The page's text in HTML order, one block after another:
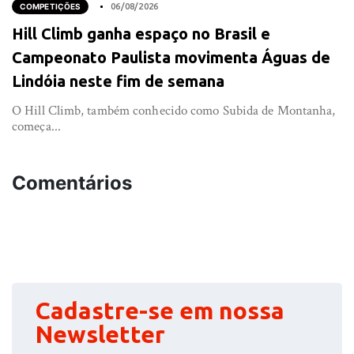
COMPETIÇÕES 06/08/2026
Hill Climb ganha espaço no Brasil e
Campeonato Paulista movimenta Águas de
Lindóia neste fim de semana
O Hill Climb, também conhecido como Subida de Montanha,
começa...
Comentários
Cadastre-se em nossa
Newsletter